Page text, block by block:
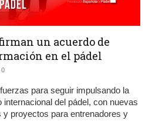
un acuerdo de
en el pádel
0
para seguir impulsando la
del pádel, con nuevas
y proyectos para entrenadores y